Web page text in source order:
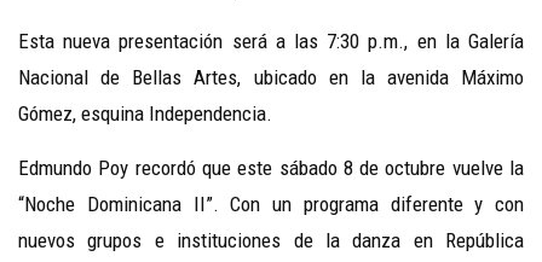
Esta nueva presentación será a las 7:30 p.m., en la Galería
Nacional de Bellas Artes, ubicado en la avenida Máximo
Gómez, esquina Independencia.
Edmundo Poy recordó que este sábado 8 de octubre vuelve la
“Noche Dominicana II”. Con un programa diferente y con
nuevos grupos e instituciones de la danza en República